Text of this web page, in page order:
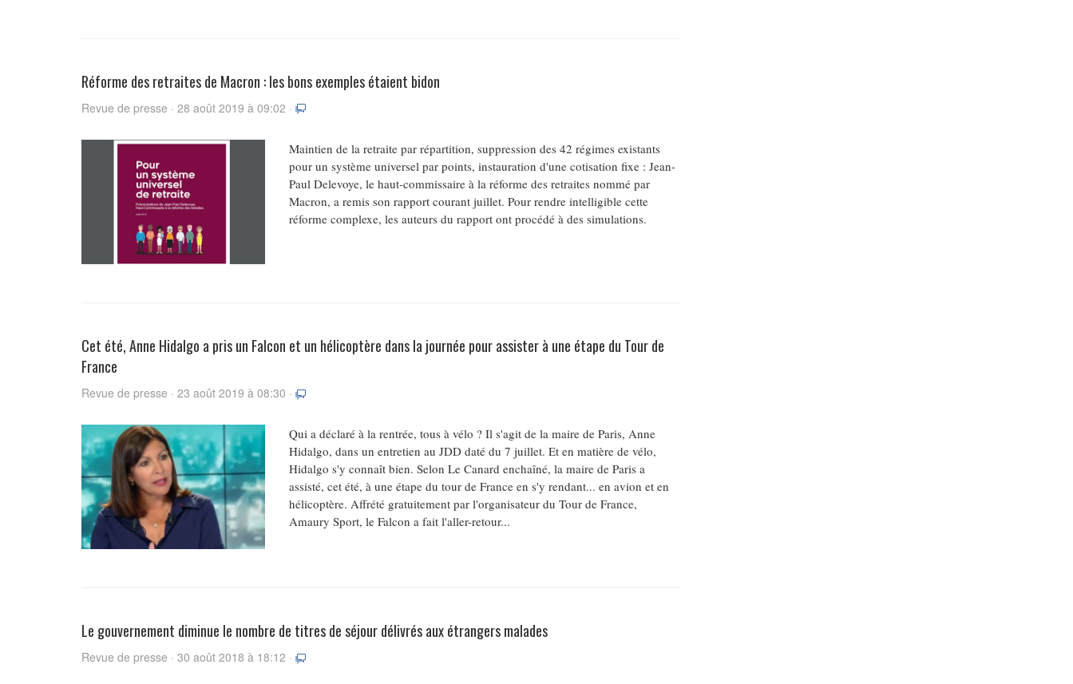
Réforme des retraites de Macron : les bons exemples étaient bidon
Revue de presse · 28 août 2019 à 09:02 ·
Maintien de la retraite par répartition, suppression des 42 régimes existants
pour un système universel par points, instauration d'une cotisation fixe : Jean-
Paul Delevoye, le haut-commissaire à la réforme des retraites nommé par
Macron, a remis son rapport courant juillet. Pour rendre intelligible cette
réforme complexe, les auteurs du rapport ont procédé à des simulations.
Cet été, Anne Hidalgo a pris un Falcon et un hélicoptère dans la journée pour assister à une étape du Tour de
France
Revue de presse · 23 août 2019 à 08:30 ·
Qui a déclaré à la rentrée, tous à vélo ? Il s'agit de la maire de Paris, Anne
Hidalgo, dans un entretien au JDD daté du 7 juillet. Et en matière de vélo,
Hidalgo s'y connaît bien. Selon Le Canard enchaîné, la maire de Paris a
assisté, cet été, à une étape du tour de France en s'y rendant... en avion et en
hélicoptère. Affrété gratuitement par l'organisateur du Tour de France,
Amaury Sport, le Falcon a fait l'aller-retour...
Le gouvernement diminue le nombre de titres de séjour délivrés aux étrangers malades
Revue de presse · 30 août 2018 à 18:12 ·